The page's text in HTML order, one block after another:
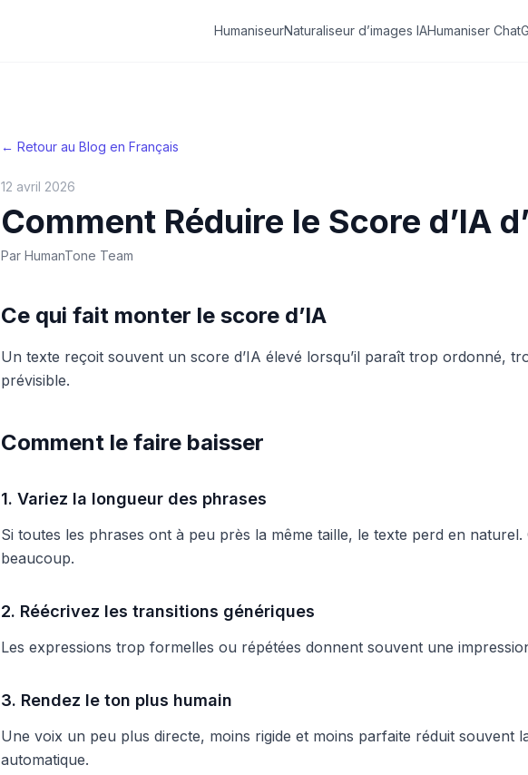
HumaniseurNaturaliseur d’images IAHumaniser
← Retour au Blog en Français
12 avril 2026
Comment Réduire le Score d’IA
Par HumanTone Team
Ce qui fait monter le score d’IA
Un texte reçoit souvent un score d’IA élevé lorsqu’il paraît trop ordonné,
prévisible.
Comment le faire baisser
1. Variez la longueur des phrases
Si toutes les phrases ont à peu près la même taille, le texte perd en
beaucoup.
2. Réécrivez les transitions génériques
Les expressions trop formelles ou répétées donnent souvent une
3. Rendez le ton plus humain
Une voix un peu plus directe, moins rigide et moins parfaite réduit souvent
automatique.